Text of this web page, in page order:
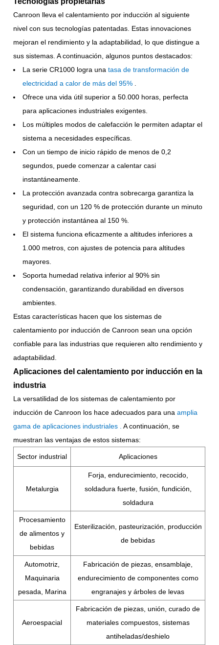
Canroon lleva el calentamiento por inducción al siguiente
nivel con sus tecnologías patentadas. Estas innovaciones
mejoran el rendimiento y la adaptabilidad, lo que distingue a
sus sistemas. A continuación, algunos puntos destacados:
La serie CR1000 logra una tasa de transformación de
electricidad a calor de más del 95% .
Ofrece una vida útil superior a 50.000 horas, perfecta
para aplicaciones industriales exigentes.
Los múltiples modos de calefacción le permiten adaptar el
sistema a necesidades específicas.
Con un tiempo de inicio rápido de menos de 0,2
segundos, puede comenzar a calentar casi
instantáneamente.
La protección avanzada contra sobrecarga garantiza la
seguridad, con un 120 % de protección durante un minuto
y protección instantánea al 150 %.
El sistema funciona eficazmente a altitudes inferiores a
1.000 metros, con ajustes de potencia para altitudes
mayores.
Soporta humedad relativa inferior al 90% sin
condensación, garantizando durabilidad en diversos
ambientes.
Estas características hacen que los sistemas de
calentamiento por inducción de Canroon sean una opción
confiable para las industrias que requieren alto rendimiento y
adaptabilidad.
Aplicaciones del calentamiento por inducción en la
industria
La versatilidad de los sistemas de calentamiento por
inducción de Canroon los hace adecuados para una amplia
gama de aplicaciones industriales . A continuación, se
muestran las ventajas de estos sistemas:
Sector industrial Aplicaciones
Metalurgia
Forja, endurecimiento, recocido,
soldadura fuerte, fusión, fundición,
soldadura
Procesamiento
de alimentos y
bebidas
Esterilización, pasteurización, producción
de bebidas
Automotriz,
Maquinaria
pesada, Marina
Fabricación de piezas, ensamblaje,
endurecimiento de componentes como
engranajes y árboles de levas
Aeroespacial
Fabricación de piezas, unión, curado de
materiales compuestos, sistemas
antiheladas/deshielo